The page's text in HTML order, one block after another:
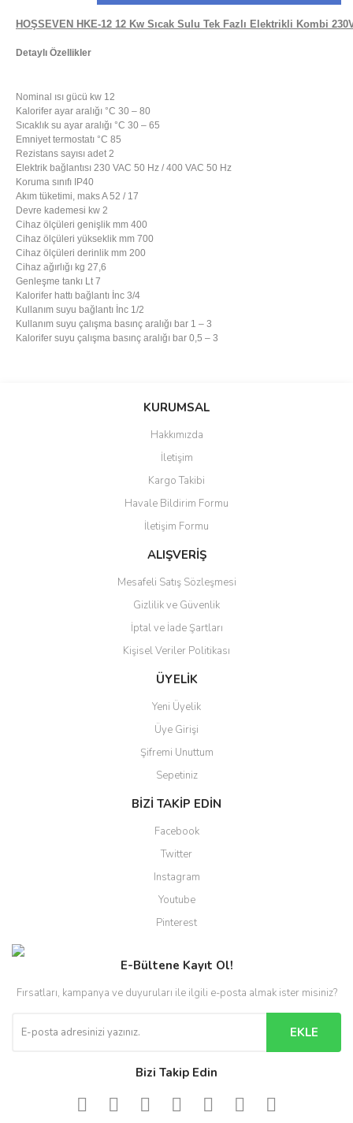
HOŞSEVEN HKE-12 12 Kw Sıcak Sulu Tek Fazlı Elektrikli Kombi
Detaylı Özellikler
Nominal ısı gücü kw 12
Kalorifer ayar aralığı °C 30 – 80
Sıcaklık su ayar aralığı °C 30 – 65
Emniyet termostatı °C 85
Rezistans sayısı adet 2
Elektrik bağlantısı 230 VAC 50 Hz / 400 VAC 50 Hz
Koruma sınıfı IP40
Akım tüketimi, maks A 52 / 17
Devre kademesi kw 2
Cihaz ölçüleri genişlik mm 400
Cihaz ölçüleri yükseklik mm 700
Cihaz ölçüleri derinlik mm 200
Cihaz ağırlığı kg 27,6
Genleşme tankı Lt 7
Kalorifer hattı bağlantı İnc 3/4
Kullanım suyu bağlantı İnc 1/2
Kullanım suyu çalışma basınç aralığı bar 1 – 3
Kalorifer suyu çalışma basınç aralığı bar 0,5 – 3
Bu ürüne ilk yorumu siz yapın!
Yorum Yaz
Ürün resmi kalitesiz, bozuk veya görüntülenemiyor.
Ürün açıklamasında eksik bilgiler bulunuyor.
Ürün bilgilerinde hatalar bulunuyor.
Ürün fiyatı diğer sitelerden daha pahalı.
Bu ürüne benzer farklı alternatifler olmalı.
Gönder
KURUMSAL
Hakkımızda
İletişim
Kargo Takibi
Havale Bildirim Formu
İletişim Formu
ALIŞVERİŞ
Mesafeli Satış Sözleşmesi
Gizlilik ve Güvenlik
İptal ve İade Şartları
Kişisel Veriler Politikası
ÜYELİK
Yeni Üyelik
Üye Girişi
Şifremi Unuttum
Sepetiniz
BİZİ TAKİP EDİN
Facebook
Twitter
Instagram
Youtube
Pinterest
E-Bültene Kayıt Ol!
Fırsatları, kampanya ve duyuruları ile ilgili e-posta almak ister misiniz?
EKLE
Bizi Takip Edin